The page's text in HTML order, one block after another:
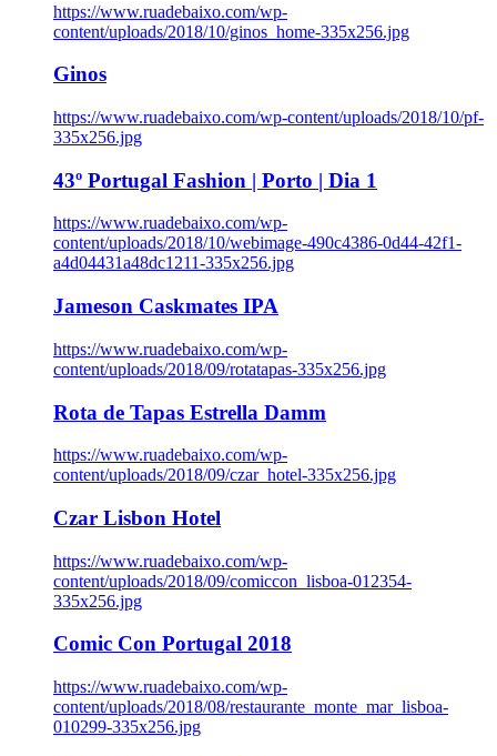
https://www.ruadebaixo.com/wp-
content/uploads/2018/10/ginos_home-335x256.jpg
Ginos
https://www.ruadebaixo.com/wp-content/uploads/2018/10/pf-
335x256.jpg
43º Portugal Fashion | Porto | Dia 1
https://www.ruadebaixo.com/wp-
content/uploads/2018/10/webimage-490c4386-0d44-42f1-
a4d04431a48dc1211-335x256.jpg
Jameson Caskmates IPA
https://www.ruadebaixo.com/wp-
content/uploads/2018/09/rotatapas-335x256.jpg
Rota de Tapas Estrella Damm
https://www.ruadebaixo.com/wp-
content/uploads/2018/09/czar_hotel-335x256.jpg
Czar Lisbon Hotel
https://www.ruadebaixo.com/wp-
content/uploads/2018/09/comiccon_lisboa-012354-
335x256.jpg
Comic Con Portugal 2018
https://www.ruadebaixo.com/wp-
content/uploads/2018/08/restaurante_monte_mar_lisboa-
010299-335x256.jpg